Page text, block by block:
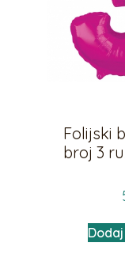
Folijski
broj 3